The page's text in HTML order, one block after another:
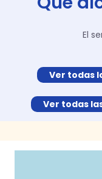
El
Ver todas
Ver todas